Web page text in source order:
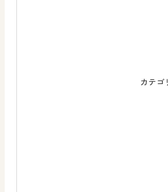
カテゴ